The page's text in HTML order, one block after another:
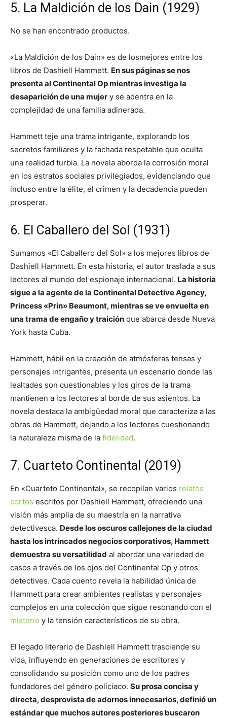
5. La Maldición de los Dain (1929)
No se han encontrado productos.
«La Maldición de los Dain» es de losmejores entre los
libros de Dashiell Hammett. En sus páginas se nos
presenta al Continental Op mientras investiga la
desaparición de una mujer y se adentra en la
complejidad de una familia adinerada.
Hammett teje una trama intrigante, explorando los
secretos familiares y la fachada respetable que oculta
una realidad turbia. La novela aborda la corrosión moral
en los estratos sociales privilegiados, evidenciando que
incluso entre la élite, el crimen y la decadencia pueden
prosperar.
6. El Caballero del Sol (1931)
Sumamos «El Caballero del Sol» a los mejores libros de
Dashiell Hammett. En esta historia, el autor traslada a sus
lectores al mundo del espionaje internacional. La historia
sigue a la agente de la Continental Detective Agency,
Princess «Prin» Beaumont, mientras se ve envuelta en
una trama de engaño y traición que abarca desde Nueva
York hasta Cuba.
Hammett, hábil en la creación de atmósferas tensas y
personajes intrigantes, presenta un escenario donde las
lealtades son cuestionables y los giros de la trama
mantienen a los lectores al borde de sus asientos. La
novela destaca la ambigüedad moral que caracteriza a las
obras de Hammett, dejando a los lectores cuestionando
la naturaleza misma de la fidelidad.
7. Cuarteto Continental (2019)
En «Cuarteto Continental», se recopilan varios relatos
cortos escritos por Dashiell Hammett, ofreciendo una
visión más amplia de su maestría en la narrativa
detectivesca. Desde los oscuros callejones de la ciudad
hasta los intrincados negocios corporativos, Hammett
demuestra su versatilidad al abordar una variedad de
casos a través de los ojos del Continental Op y otros
detectives. Cada cuento revela la habilidad única de
Hammett para crear ambientes realistas y personajes
complejos en una colección que sigue resonando con el
misterio y la tensión característicos de su obra.
El legado literario de Dashiell Hammett trasciende su
vida, influyendo en generaciones de escritores y
consolidando su posición como uno de los padres
fundadores del género policiaco. Su prosa concisa y
directa, desprovista de adornos innecesarios, definió un
estándar que muchos autores posteriores buscaron